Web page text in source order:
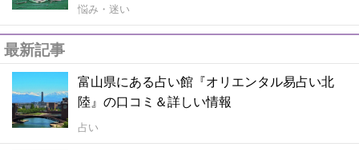
悩み・迷い
最新記事
富山県にある占い館『オリエンタル易占い北
陸』の口コミ＆詳しい情報
占い